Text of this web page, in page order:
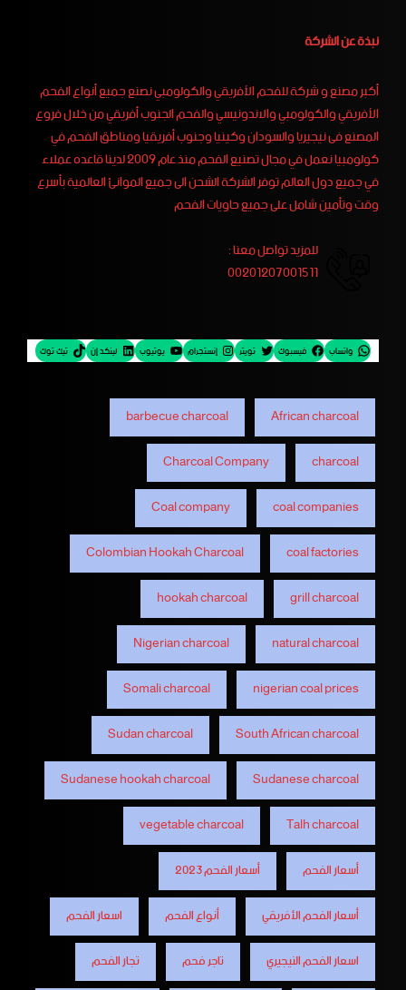
نبذة عن الشركة
أكبر مصنع و شركة للفحم الأفريقي والكولومبي نصنع جميع أنواع الفحم
الأفريقي والكولومبي والاندونيسي والفحم الجنوب أفريقي من خلال فروع
المصنع فى نيجيريا والسودان وكينيا وجنوب أفريقيا ومناطق الفحم في
كولومبيا نعمل في مجال تصنيع الفحم منذ عام 2009 لدينا قاعده عملاء
في جميع دول العالم توفر الشركة الشحن الى جميع الموانئ العالمية بأسرع
وقت وتأمين شامل على جميع حاويات الفحم
للمزيد تواصل معنا :
00201207001511
واتساب فيسبوك تويتر إنستجرام يوتيوب لينكد إن تيك توك
African charcoal
barbecue charcoal
charcoal
Charcoal Company
coal companies
Coal company
coal factories
Colombian Hookah Charcoal
grill charcoal
hookah charcoal
natural charcoal
Nigerian charcoal
nigerian coal prices
Somali charcoal
South African charcoal
Sudan charcoal
Sudanese charcoal
Sudanese hookah charcoal
Talh charcoal
vegetable charcoal
أسعار الفحم
أسعار الفحم 2023
أسعار الفحم الأفريقي
أنواع الفحم
اسعار الفحم
اسعار الفحم النيجيري
تاجر فحم
تجار الفحم